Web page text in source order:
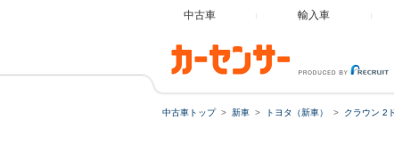
中古車 輸入車
中古車トップ 新車 トヨタ（新車） クラウン 2